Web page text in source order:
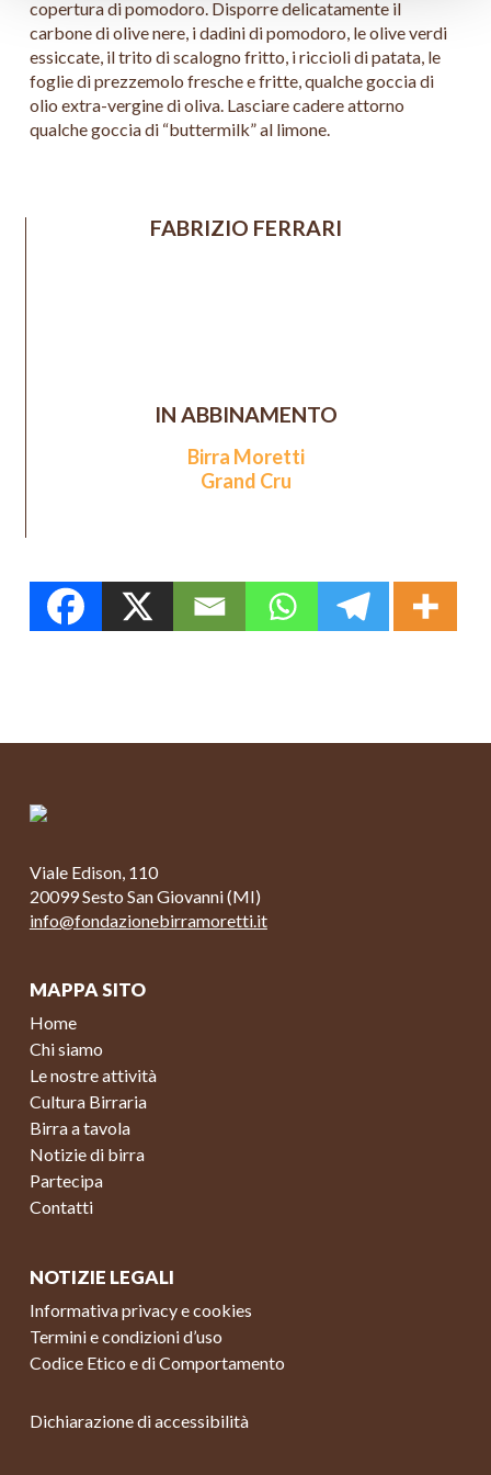
copertura di pomodoro. Disporre delicatamente il
carbone di olive nere, i dadini di pomodoro, le olive verdi
essiccate, il trito di scalogno fritto, i riccioli di patata, le
foglie di prezzemolo fresche e fritte, qualche goccia di
olio extra-vergine di oliva. Lasciare cadere attorno
qualche goccia di “buttermilk” al limone.
FABRIZIO FERRARI
IN ABBINAMENTO
Birra Moretti
Grand Cru
Viale Edison, 110
20099 Sesto San Giovanni (MI)
info@fondazionebirramoretti.it
MAPPA SITO
Home
Chi siamo
Le nostre attività
Cultura Birraria
Birra a tavola
Notizie di birra
Partecipa
Contatti
NOTIZIE LEGALI
Informativa privacy e cookies
Termini e condizioni d’uso
Codice Etico e di Comportamento
Dichiarazione di accessibilità